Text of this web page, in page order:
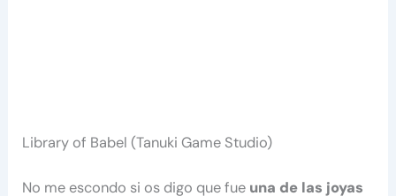
Library of Babel (Tanuki Game Studio)
No me escondo si os digo que fue una de las joyas